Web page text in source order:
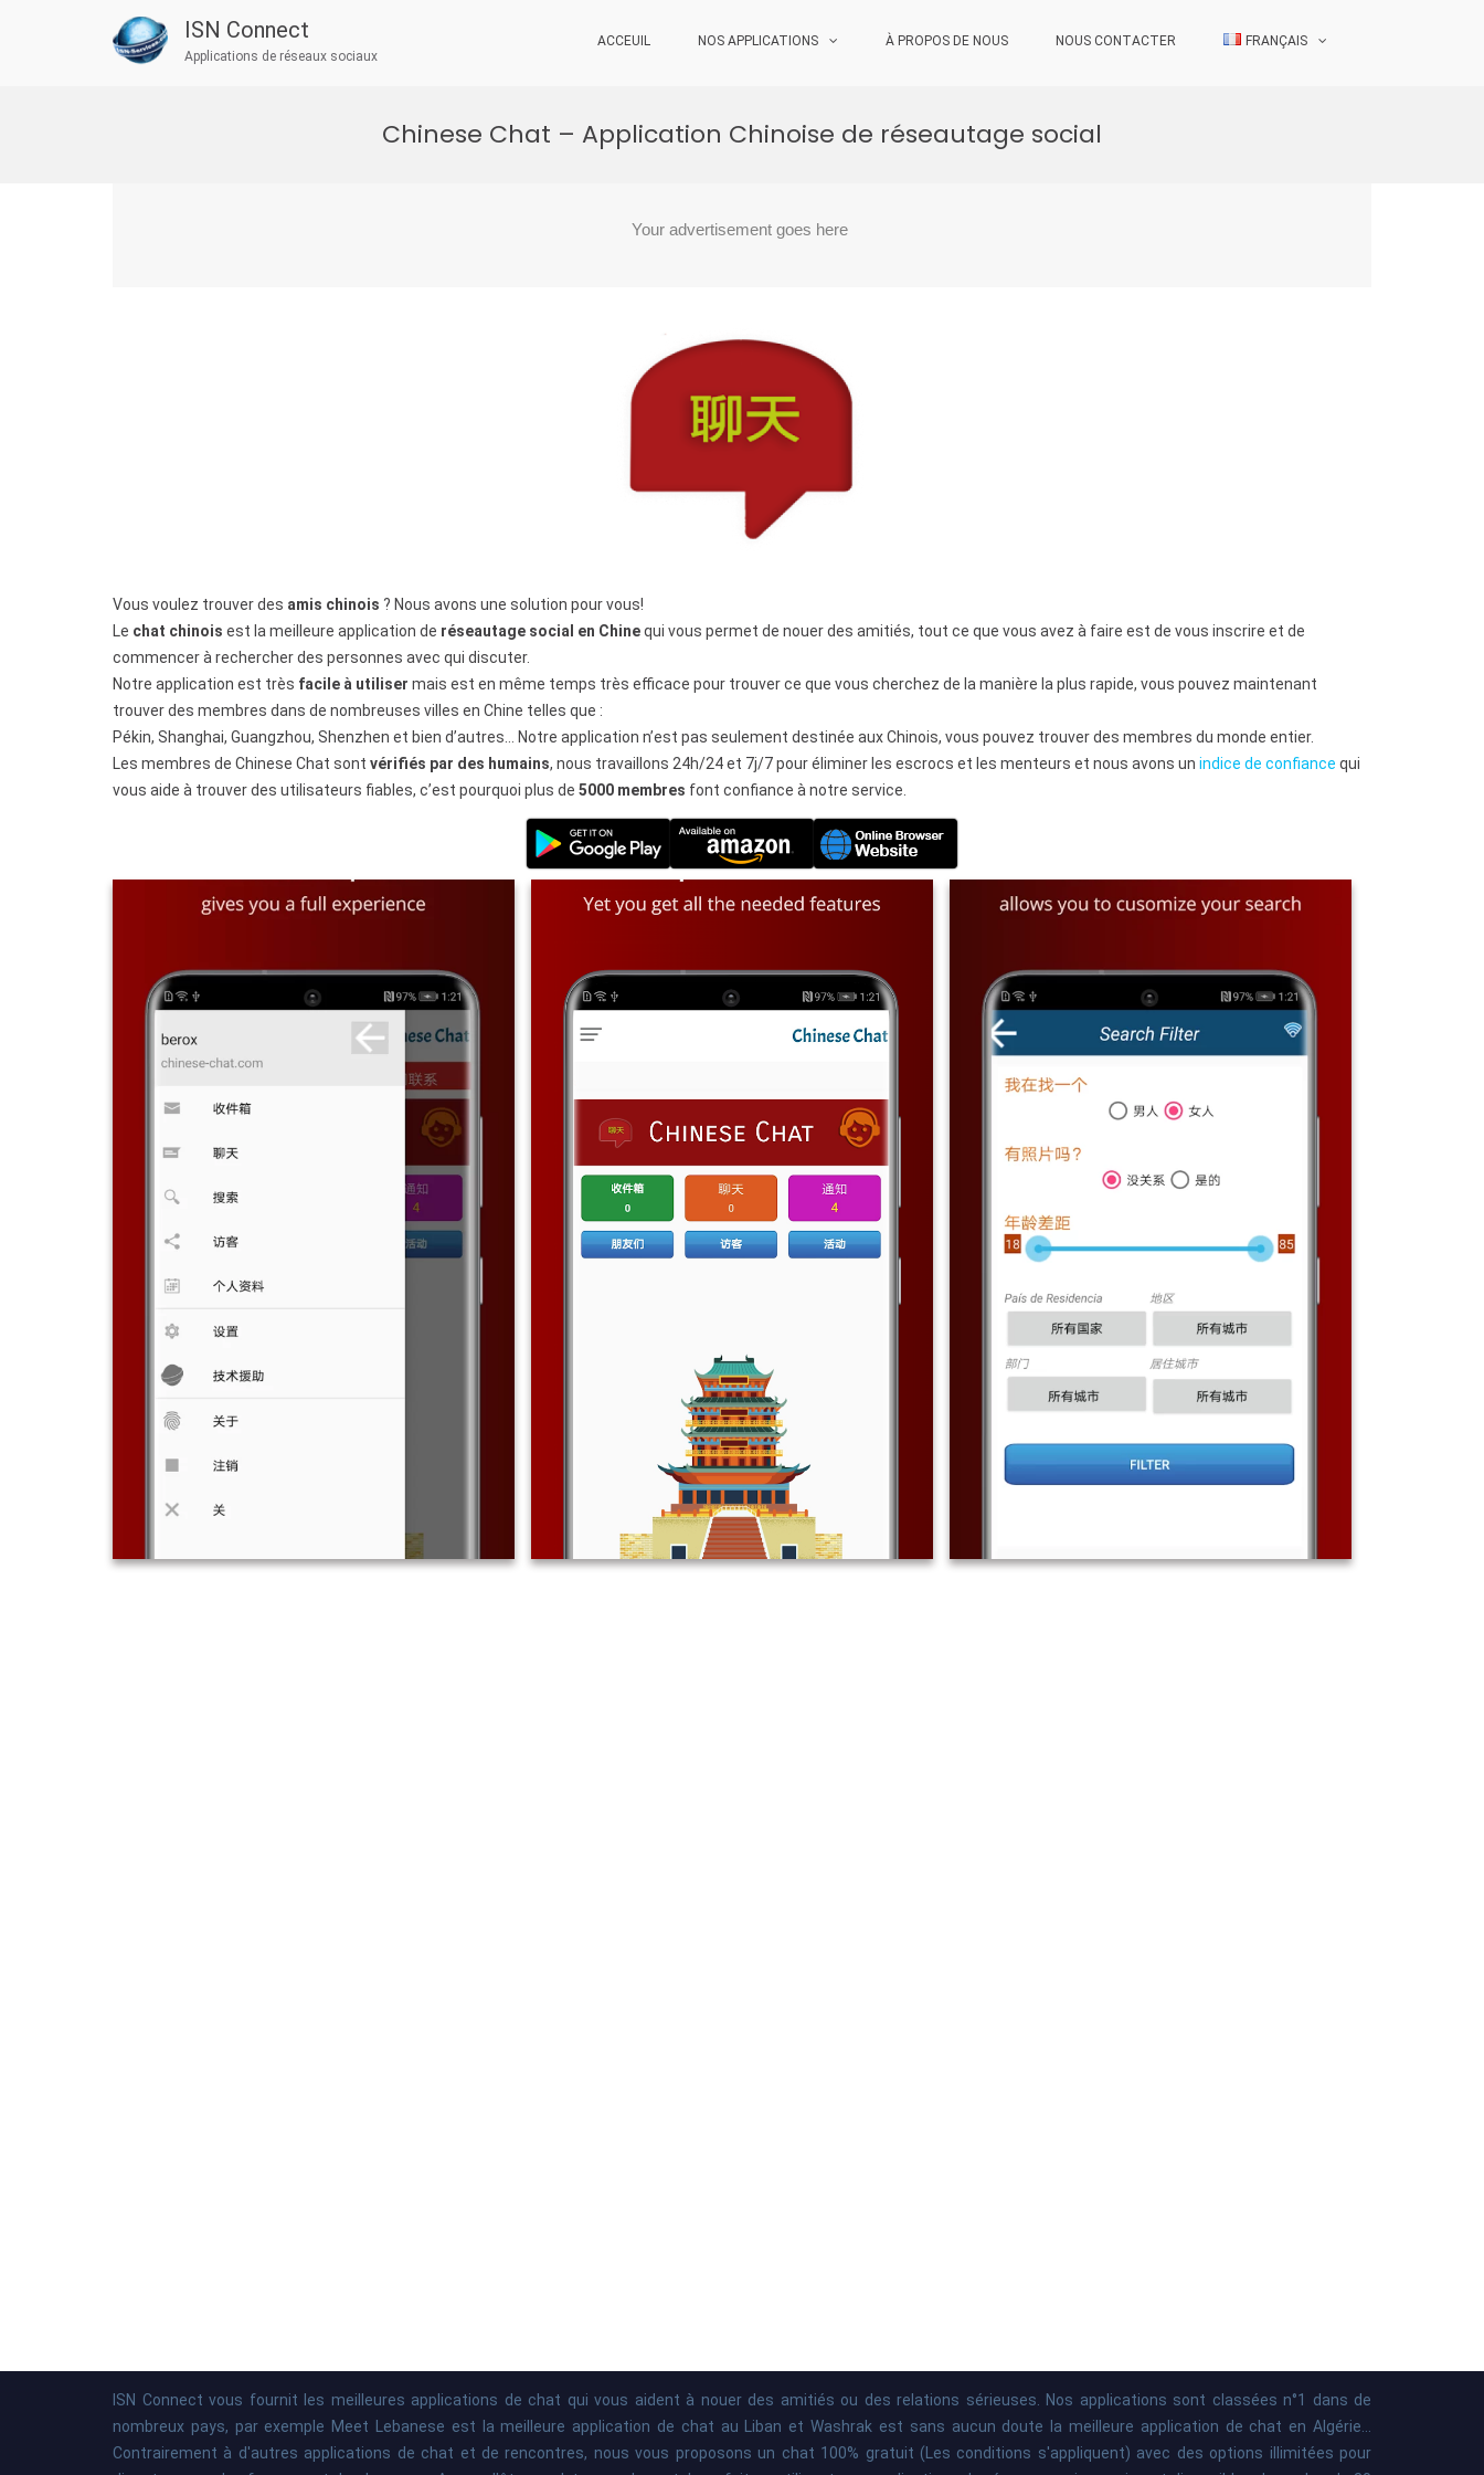
ISN Connect
Applications de réseaux sociaux
ACCEUIL NOS APPLICATIONS À PROPOS DE NOUS NOUS CONTACTER FRANÇAIS
Chinese Chat – Application Chinoise de réseautage social
Vous voulez trouver des amis chinois ? Nous avons une solution pour vous!
Le chat chinois est la meilleure application de réseautage social en Chinequi vous permet de nouer des amitiés, tout ce que vous avez à faire est de vous inscrire et de
commencer à rechercher des personnes avec qui discuter.
Notre application est très facile à utiliser mais est en même temps très efficace pour trouver ce que vous cherchez de la manière la plus rapide, vous pouvez maintenant
trouver des membres dans de nombreuses villes en Chine telles que :
Pékin, Shanghai, Guangzhou, Shenzhen et bien d’autres… Notre application n’est pas seulement destinée aux Chinois, vous pouvez trouver des membres du monde entier.
Les membres de Chinese Chat sont vérifiés par des humains, nous travaillons 24h/24 et 7j/7 pour éliminer les escrocs et les menteurs et nous avons un indice de confiance qui
vous aide à trouver des utilisateurs fiables, c’est pourquoi plus de 5000 membres font confiance à notre service.
ISN Connect vous fournit les meilleures applications de chat qui vous aident à nouer des amitiés ou des relations sérieuses. Nos applications sont classées n°1 dans de
nombreux pays, par exemple Meet Lebanese est la meilleure application de chat au Liban et Washrak est sans aucun doute la meilleure application de chat en Algérie...
Contrairement à d'autres applications de chat et de rencontres, nous vous proposons un chat 100% gratuit (Les conditions s'appliquent) avec des options illimitées pour